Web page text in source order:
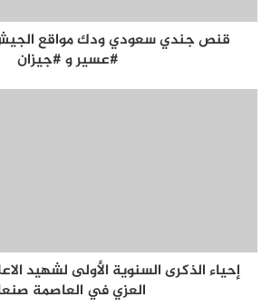
قنص جندي سعودي ودك مواقع
#عسير و #جيزان
إحياء الذكرى السنوية الأولى لشهيد
العزي في العاصمة